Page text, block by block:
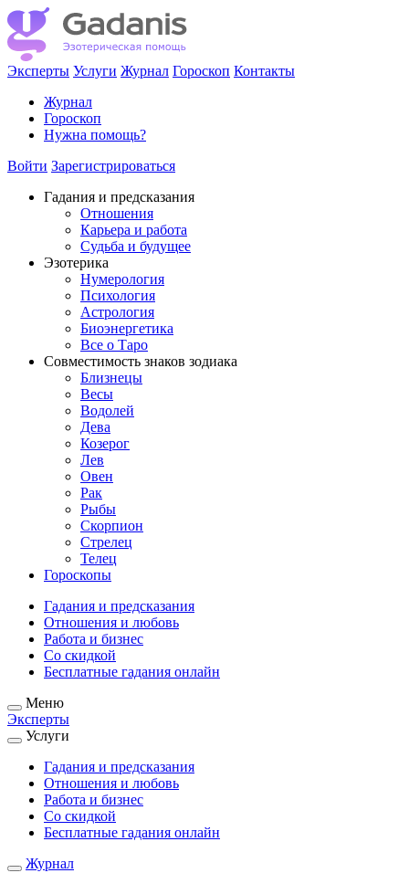
Эксперты Услуги Журнал Гороскоп Контакты
Журнал
Гороскоп
Нужна помощь?
Войти Зарегистрироваться
Гадания и предсказания
Отношения
Карьера и работа
Cудьба и будущее
Эзотерика
Нумерология
Психология
Астрология
Биоэнергетика
Все о Таро
Совместимость знаков зодиака
Близнецы
Весы
Водолей
Дева
Козерог
Лев
Овен
Рак
Рыбы
Скорпион
Стрелец
Телец
Гороскопы
Гадания и предсказания
Отношения и любовь
Работа и бизнес
Со скидкой
Бесплатные гадания онлайн
Меню
Эксперты
Услуги
Гадания и предсказания
Отношения и любовь
Работа и бизнес
Со скидкой
Бесплатные гадания онлайн
Журнал